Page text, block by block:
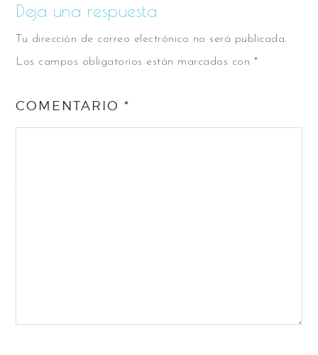
Deja una respuesta
Tu dirección de correo electrónico no será publicada.
Los campos obligatorios están marcados con *
COMENTARIO*